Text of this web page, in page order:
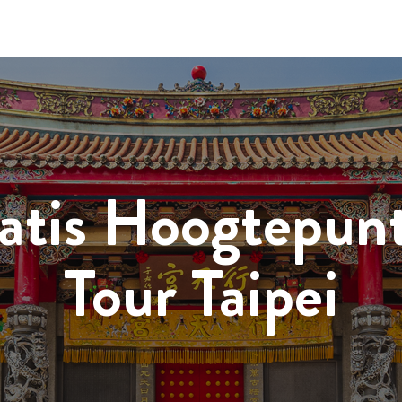
Tour Taipei